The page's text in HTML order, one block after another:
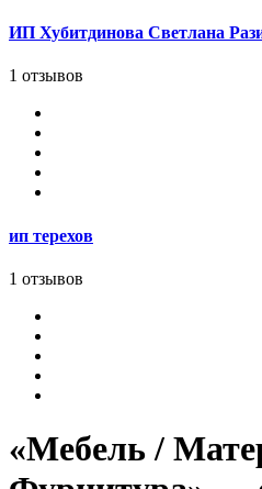
ИП Хубитдинова Светлана
1 отзывов
ип терехов
1 отзывов
«Мебель /